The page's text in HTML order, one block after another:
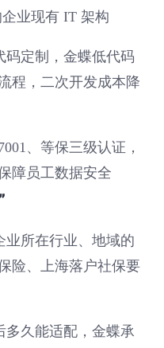
业现有 IT 架构
码定制，金蝶低代码
程，二次开发成本降
、等保三级认证，
障员工数据安全
业所在行业、地域的
险、上海落户社保要
多久能适配，金蝶承